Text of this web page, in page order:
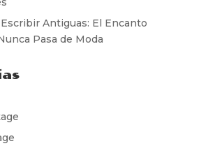
Antiguas: El Encanto
Pasa de Moda